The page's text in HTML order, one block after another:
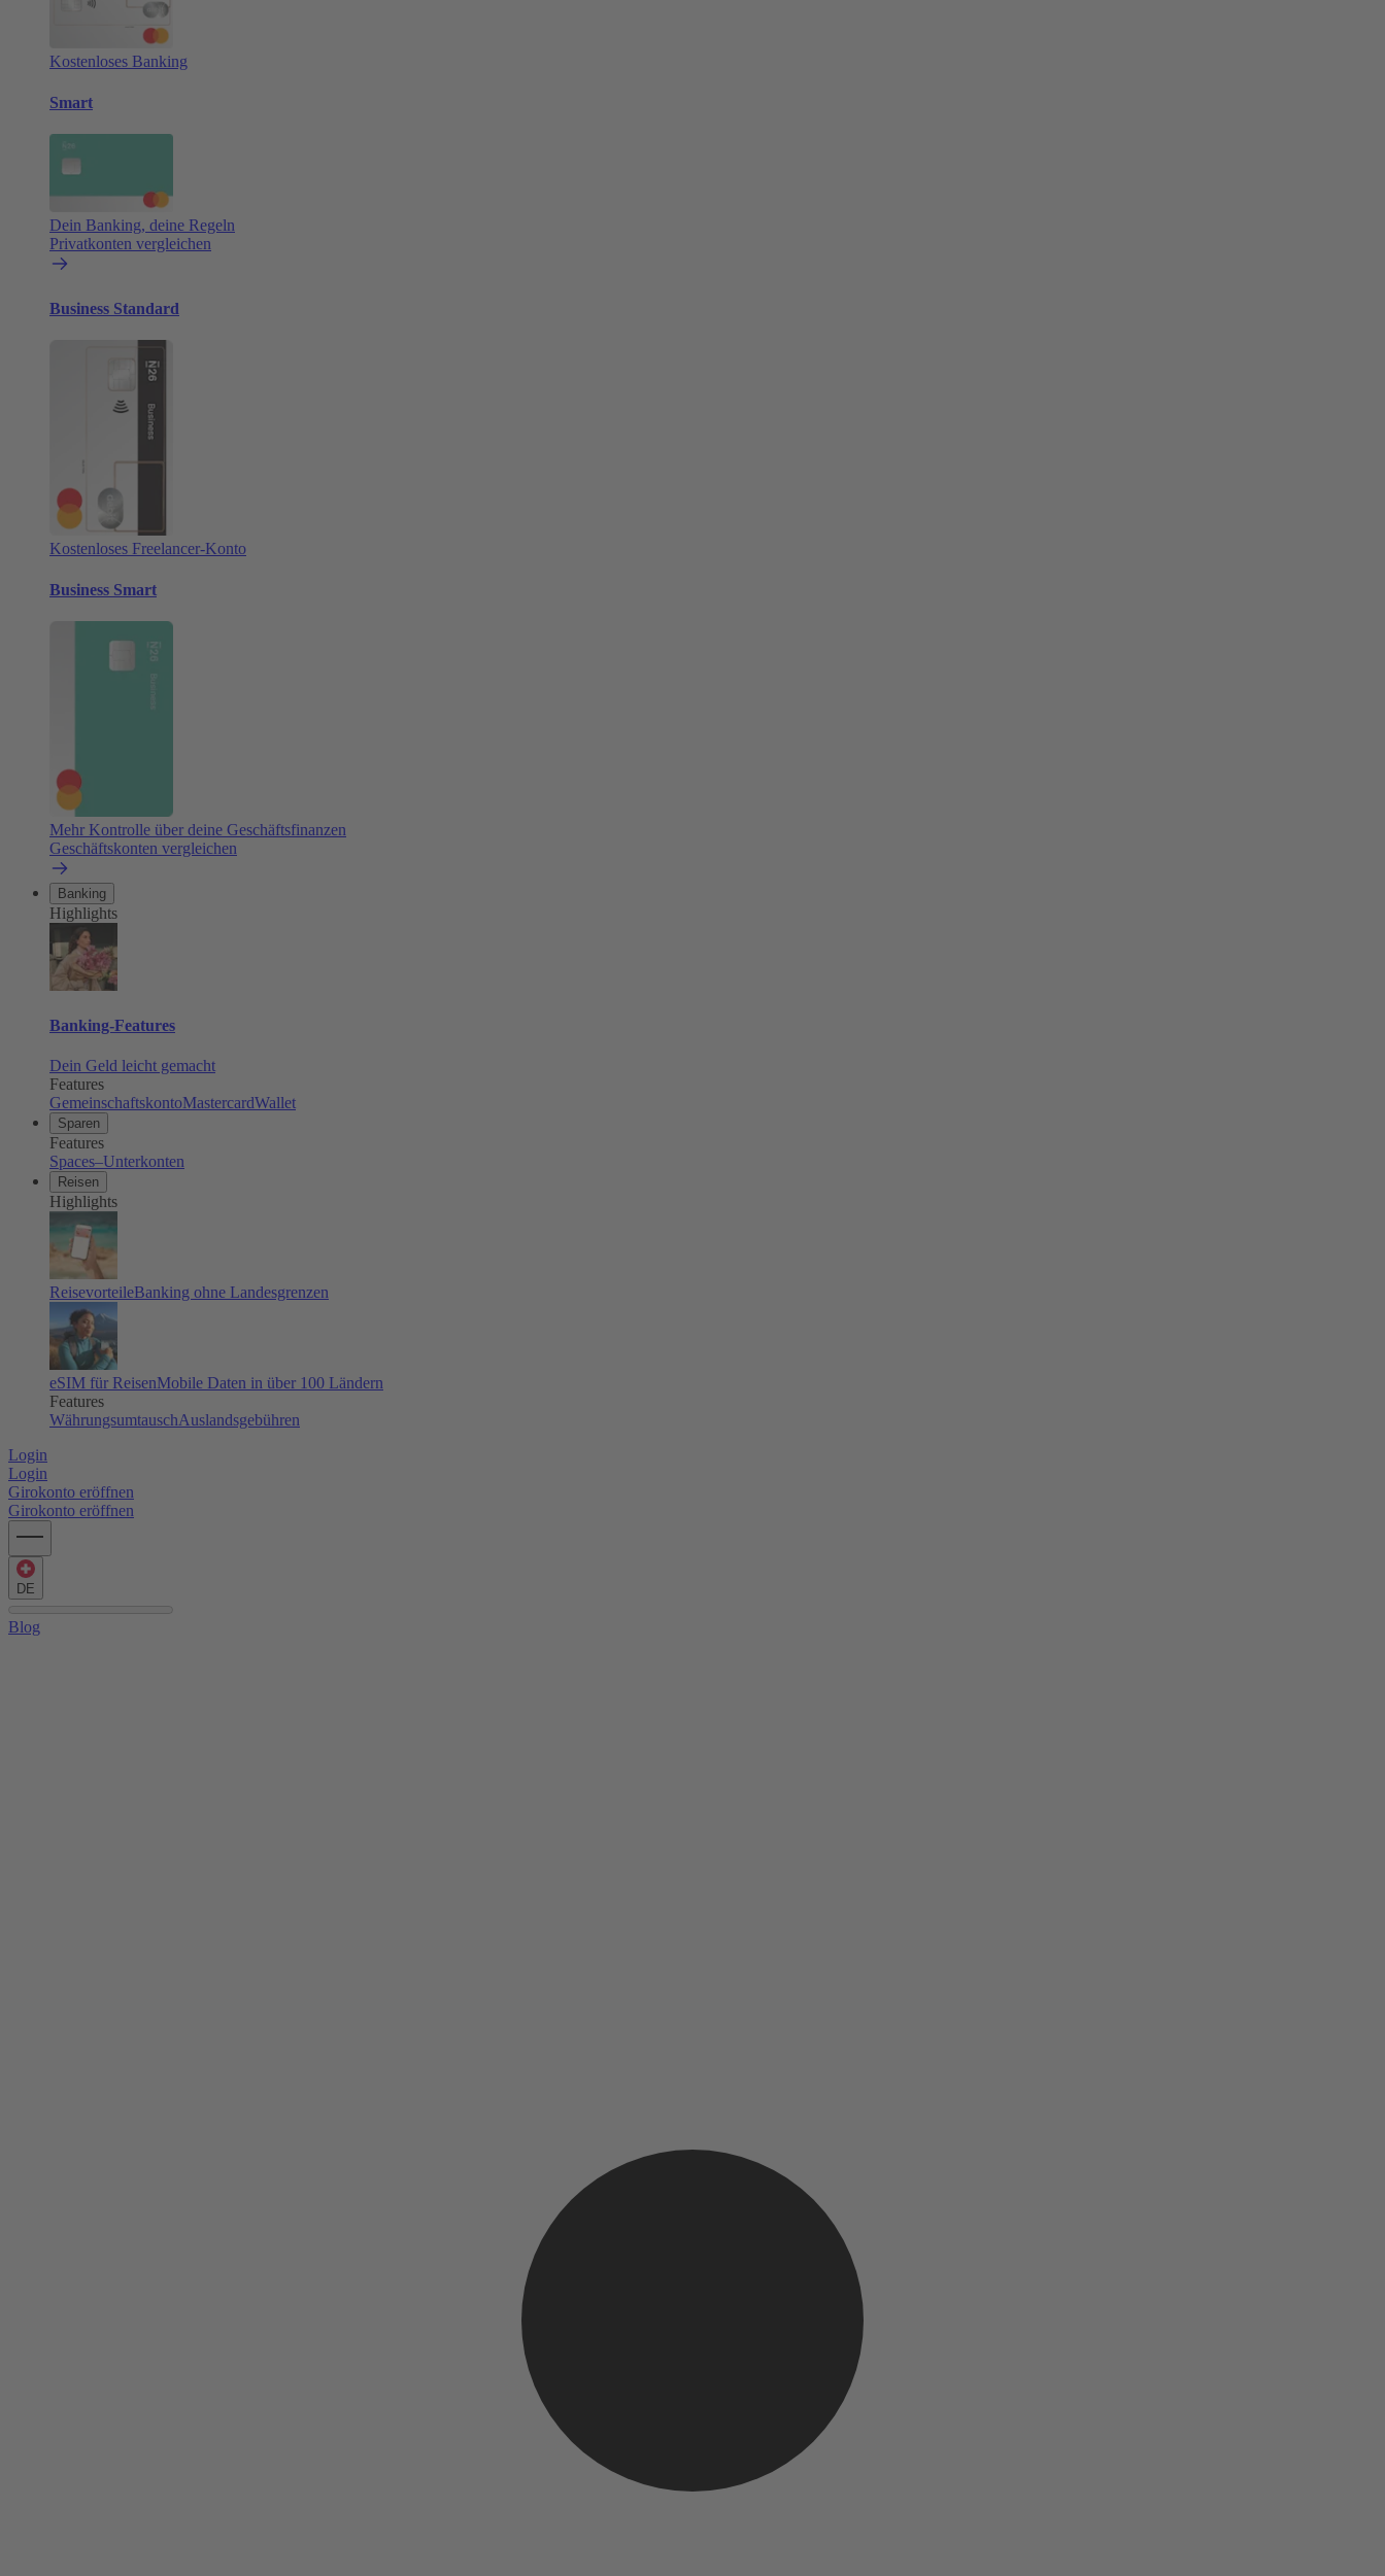
Kostenloses Banking
Smart
Dein Banking, deine Regeln
Privatkonten vergleichen
Business Standard
Kostenloses Freelancer-Konto
Business Smart
Mehr Kontrolle über deine Geschäftsfinanzen
Geschäftskonten vergleichen
Banking
Highlights
Banking-Features
Dein Geld leicht gemacht
Features
GemeinschaftskontoMastercardWallet
Sparen
Features
Spaces–Unterkonten
Reisen
Highlights
ReisevorteileBanking ohne Landesgrenzen
eSIM für ReisenMobile Daten in über 100 Ländern
Features
WährungsumtauschAuslandsgebühren
Login
Login
Girokonto eröffnen
Girokonto eröffnen
DE
Blog